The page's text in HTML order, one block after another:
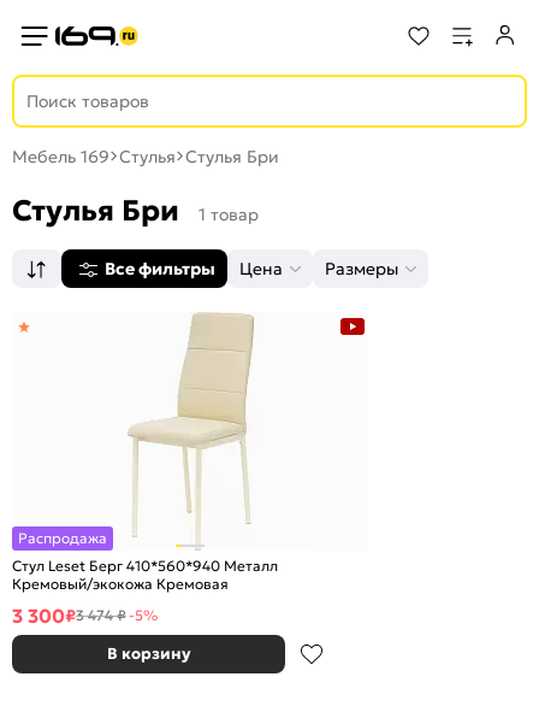
Мебель 169 Стулья Стулья Бри
Стулья Бри 1 товар
Все фильтры Цена Размеры
Распродажа
Стул Leset Берг 410*560*940 Металл
Кремовый/экокожа Кремовая
3 300₽3 474 ₽-5%
В корзину